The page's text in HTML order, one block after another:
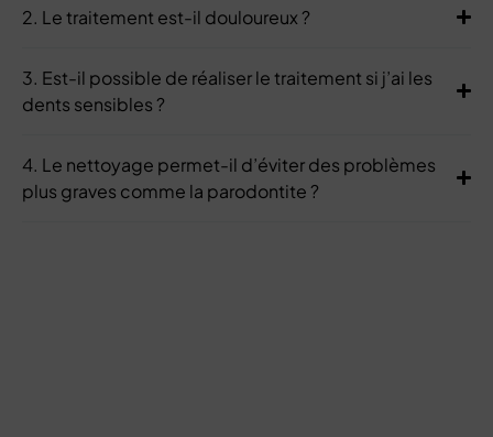
2. Le traitement est-il douloureux ?
3. Est-il possible de réaliser le traitement si j’ai les
dents sensibles ?
4. Le nettoyage permet-il d’éviter des problèmes
plus graves comme la parodontite ?